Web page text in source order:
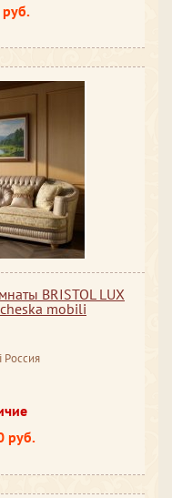
BRISTOL LUX
mobili
Россия
руб.